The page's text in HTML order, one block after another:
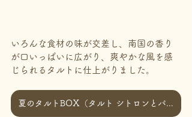
いろんな食材の味が交差し、南国の香り
が口いっぱいに広がり、爽やかな風を感
じられるタルトに仕上がりました。
夏のタルトBOX（タルト シトロンとパラディ）を購入